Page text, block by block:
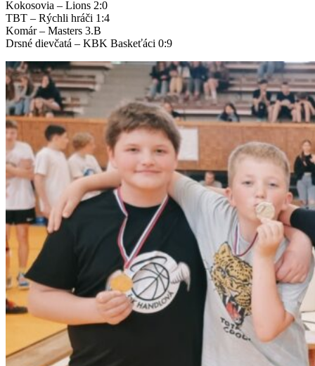
Kokosovia – Lions 2:0
TBT – Rýchli hráči 1:4
Komár – Masters 3.B
Drsné dievčatá – KBK Baskeťáci 0:9